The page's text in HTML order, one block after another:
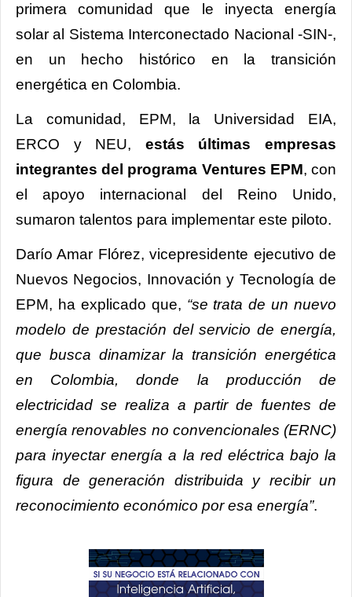
primera comunidad que le inyecta energía
solar al Sistema Interconectado Nacional -SIN-,
en un hecho histórico en la transición
energética en Colombia.
La comunidad, EPM, la Universidad EIA,
ERCO y NEU, estás últimas empresas
integrantes del programa Ventures EPM, con
el apoyo internacional del Reino Unido,
sumaron talentos para implementar este piloto.
Darío Amar Flórez, vicepresidente ejecutivo de
Nuevos Negocios, Innovación y Tecnología de
EPM, ha explicado que, “se trata de un nuevo
modelo de prestación del servicio de energía,
que busca dinamizar la transición energética
en Colombia, donde la producción de
electricidad se realiza a partir de fuentes de
energía renovables no convencionales (ERNC)
para inyectar energía a la red eléctrica bajo la
figura de generación distribuida y recibir un
reconocimiento económico por esa energía”.